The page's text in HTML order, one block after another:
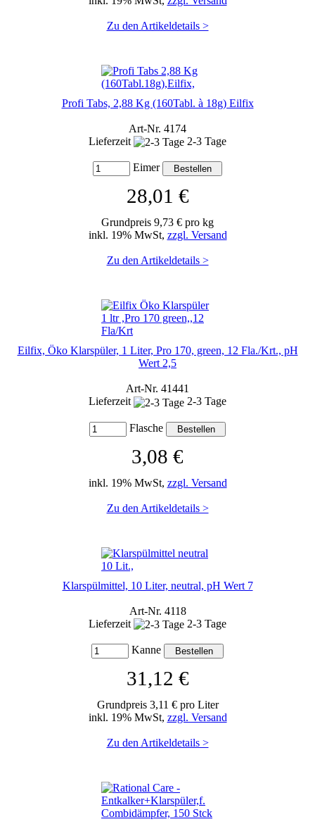
Zu den Artikeldetails >
Profi Tabs, 2,88 Kg (160Tabl. à 18g) Eilfix
Art-Nr. 4174
Lieferzeit
2-3 Tage
Eimer
28,01 €
Grundpreis 9,73 € pro kg
inkl. 19% MwSt, zzgl. Versand
Zu den Artikeldetails >
Eilfix, Öko Klarspüler, 1 Liter, Pro 170, green, 12 Fla./Krt., pH
Wert 2,5
Art-Nr. 41441
Lieferzeit
2-3 Tage
Flasche
3,08 €
inkl. 19% MwSt, zzgl. Versand
Zu den Artikeldetails >
Klarspülmittel, 10 Liter, neutral, pH Wert 7
Art-Nr. 4118
Lieferzeit
2-3 Tage
Kanne
31,12 €
Grundpreis 3,11 € pro Liter
inkl. 19% MwSt, zzgl. Versand
Zu den Artikeldetails >